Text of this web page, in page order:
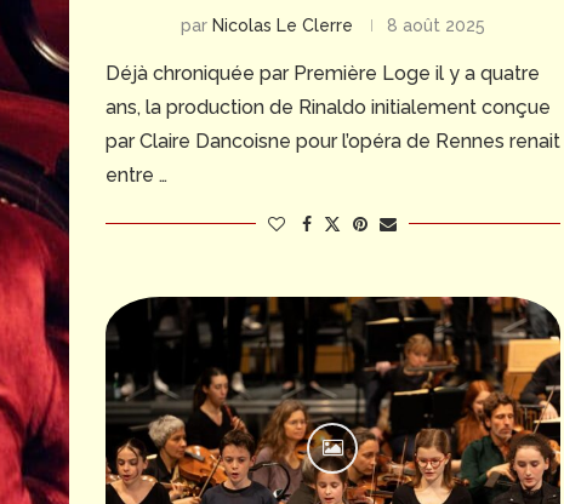
par Nicolas Le Clerre 8 août 2025
Déjà chroniquée par Première Loge il y a quatre
ans, la production de Rinaldo initialement conçue
par Claire Dancoisne pour l’opéra de Rennes renait
entre …